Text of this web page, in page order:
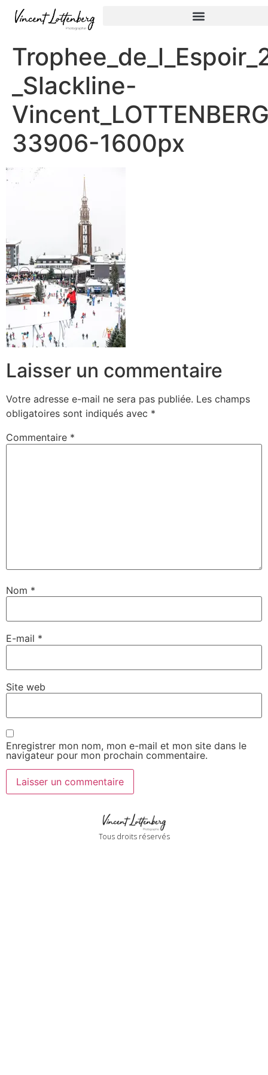
_Slackline-
33906-1600px
Laisser un commentaire
Votre adresse e-mail ne sera pas publiée. Les champs
obligatoires sont indiqués avec *
Commentaire *
Nom *
E-mail *
Site web
Enregistrer mon nom, mon e-mail et mon site dans le
navigateur pour mon prochain commentaire.
Tous droits réservés